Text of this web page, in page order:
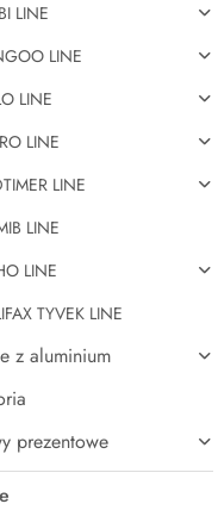
LINE
LINE
LINE
LINE
LINE
LINE
LINE
TYVEK LINE
z aluminium
prezentowe